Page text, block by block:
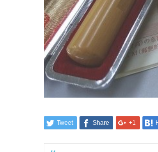
Tweet Share +1